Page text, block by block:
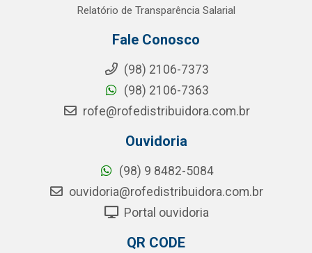
Relatório de Transparência Salarial
Fale Conosco
(98) 2106-7373
(98) 2106-7363
rofe@rofedistribuidora.com.br
Ouvidoria
(98) 9 8482-5084
ouvidoria@rofedistribuidora.com.br
Portal ouvidoria
QR CODE